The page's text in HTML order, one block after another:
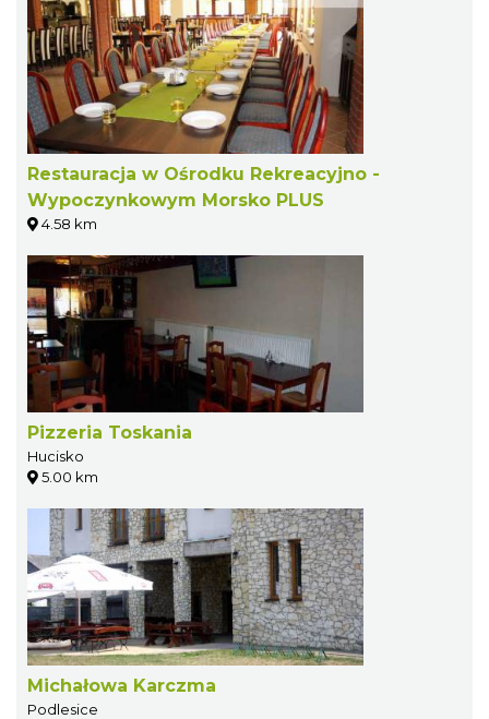
Restauracja w Ośrodku Rekreacyjno -
Wypoczynkowym Morsko PLUS
4.58 km
Pizzeria Toskania
Hucisko
5.00 km
Michałowa Karczma
Podlesice